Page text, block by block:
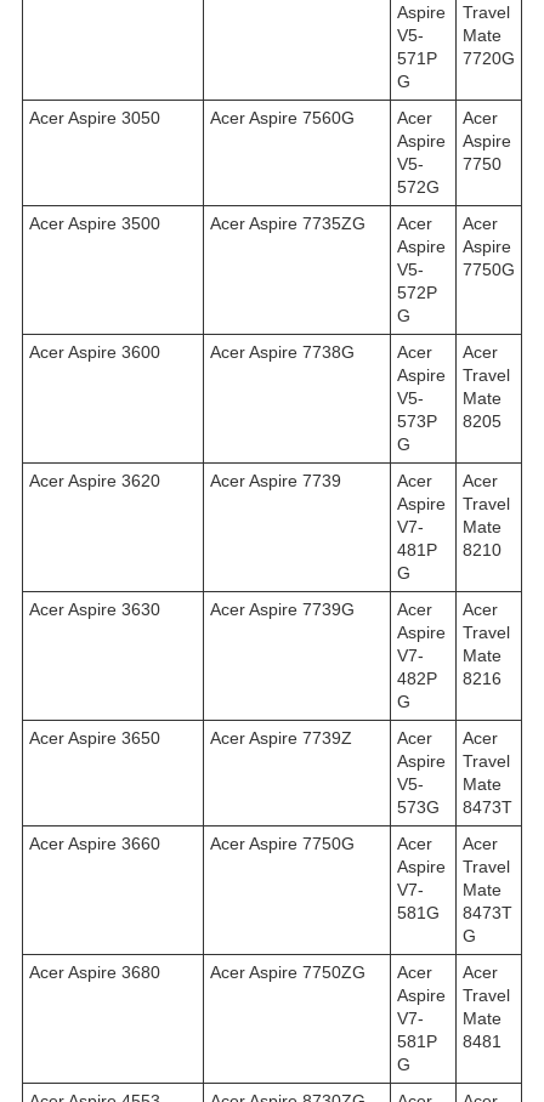
Aspire
V5-
571P
G
Travel
Mate
7720G
Acer Aspire 3050 Acer Aspire 7560G
Acer
Aspire
V5-
572G
Acer
Aspire
7750
Acer Aspire 3500 Acer Aspire 7735ZG
Acer
Aspire
V5-
572P
G
Acer
Aspire
7750G
Acer Aspire 3600 Acer Aspire 7738G
Acer
Aspire
V5-
573P
G
Acer
Travel
Mate
8205
Acer Aspire 3620 Acer Aspire 7739
Acer
Aspire
V7-
481P
G
Acer
Travel
Mate
8210
Acer Aspire 3630 Acer Aspire 7739G
Acer
Aspire
V7-
482P
G
Acer
Travel
Mate
8216
Acer Aspire 3650 Acer Aspire 7739Z
Acer
Aspire
V5-
573G
Acer
Travel
Mate
8473T
Acer Aspire 3660
Acer Aspire 7750G
Acer
Aspire
V7-
581G
Acer
Travel
Mate
8473T
G
Acer Aspire 3680
Acer Aspire 7750ZG
Acer
Aspire
V7-
581P
G
Acer
Travel
Mate
8481